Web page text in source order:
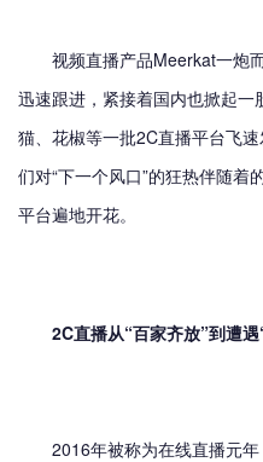
视频直播产品Meerkat一炮
迅速跟进，紧接着国内也掀起
猫、花椒等一批2C直播平台飞
们对“下一个风口”的狂热伴随着
平台遍地开花。
2C直播从“百家齐放”到遭遇
2016年被称为在线直播元年